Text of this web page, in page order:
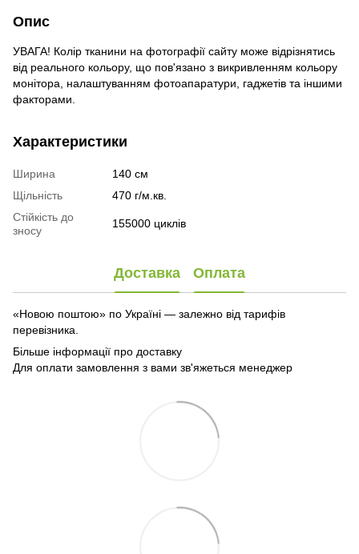
Опис
УВАГА! Колір тканини на фотографії сайту може відрізнятись
від реального кольору, що пов'язано з викривленням кольору
монітора, налаштуванням фотоапаратури, гаджетів та іншими
факторами.
Характеристики
Ширина
140 см
Щільність
470 г/м.кв.
Стійкість до
зносу
155000 циклів
Доставка Оплата
«Новою поштою» по Україні — залежно від тарифів
перевізника.
Більше інформації про доставку
Для оплати замовлення з вами зв'яжеться менеджер